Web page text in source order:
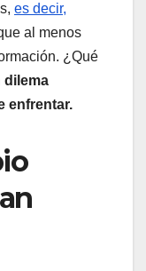
es decir,
al menos
¿Qué
dilema
enfrentar.